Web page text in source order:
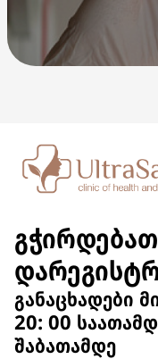
განაცხადები
20: 00
შაბათამდე